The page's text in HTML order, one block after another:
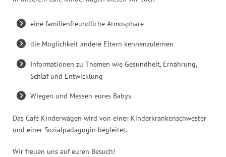
eine familienfreundliche Atmosphäre
die Möglichkeit andere Eltern kennenzulernen
Informationen zu Themen wie Gesundheit, Ernährung,
Schlaf und Entwicklung
Wiegen und Messen eures Babys
Das Café Kinderwagen wird von einer Kinderkrankenschwester
und einer Sozialpädagogin begleitet.
Wir freuen uns auf euren Besuch!